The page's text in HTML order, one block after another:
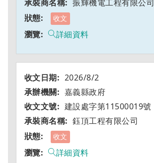
振輝機電工程有限公司
收文
詳細資料
2026/8/2
嘉義縣政府
建設處字第11500019號
鈺頂工程有限公司
收文
詳細資料